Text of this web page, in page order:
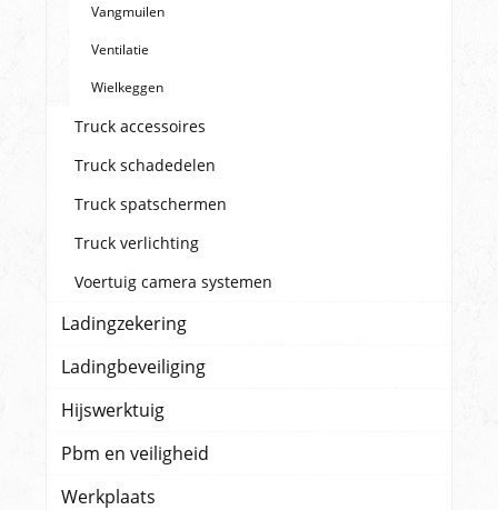
Vangmuilen
Ventilatie
Wielkeggen
Truck accessoires
Truck schadedelen
Truck spatschermen
Truck verlichting
Voertuig camera systemen
Ladingzekering
Ladingbeveiliging
Hijswerktuig
Pbm en veiligheid
Werkplaats